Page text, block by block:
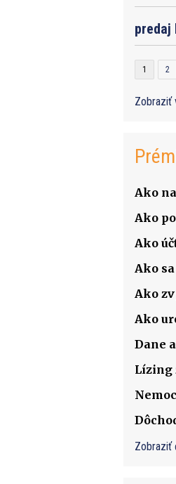
predaj
1 2
Zobraziť
Ako
Ako
Ako
Ako
Ako
Ako
Dane
Lízing
Zobraziť